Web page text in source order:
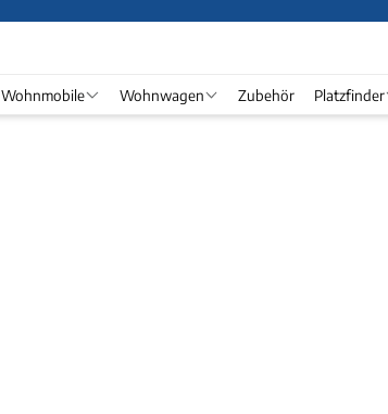
Wohnmobile Wohnwagen Zubehör Platzfinder